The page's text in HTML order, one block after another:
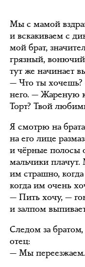
Мы с мамой
и вскакиваем с
мой брат,
грязный,
тут же начинает
— Что ты хочешь?
него. — Жареную
Торт? Твой
Я смотрю на
на его лице
и чёрные полосы
мальчики плачут.
им страшно,
когда им очень
— Пить хочу, —
и залпом
Следом за
отец:
— Мы переезжаем.